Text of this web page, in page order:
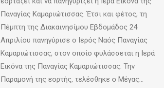
Παναγίας Καμαριώτισσας. Έτσι και φέτος, τη
Πέμπτη της Διακαινησίμου Εβδομάδος 24
Απριλίου πανηγύρισε ο Ιερός Ναός Παναγίας
Καμαριώτισσας, στον οποίο φυλάσσεται η Ιερά
Εικόνα της Παναγίας Καμαριώτισσας. Την
Παραμονή της εορτής, τελέσθηκε ο Μέγας…